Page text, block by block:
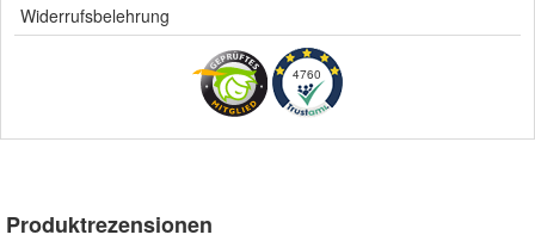
Widerrufsbelehrung
4760
Produktrezensionen